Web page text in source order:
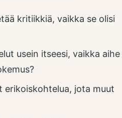
kritiikkiä, vaikka se olisi
usein itseesi, vaikka aihe
erikoiskohtelua, jota muut